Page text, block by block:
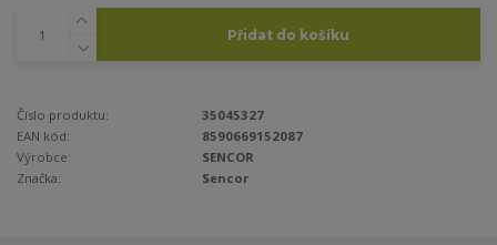
Přidat do košíku
Číslo produktu:
35045327
EAN kód:
8590669152087
Výrobce:
SENCOR
Značka:
Sencor